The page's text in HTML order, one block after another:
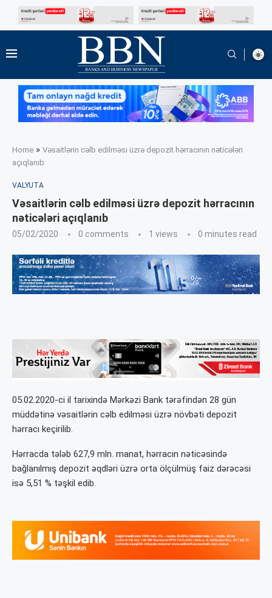
Home » Vəsaitlərin cəlb edilməsi üzrə depozit hərracının nəticələri
açıqlanıb
VALYUTA
Vəsaitlərin cəlb edilməsi üzrə depozit hərracının
nəticələri açıqlanıb
05/02/2020 0 comments 1 views 0 minutes read
05.02.2020-ci il tarixində Mərkəzi Bank tərəfindən 28 gün
müddətinə vəsaitlərin cəlb edilməsi üzrə növbəti depozit
hərracı keçirilib.
Hərracda tələb 627,9 mln. manat, hərracın nəticəsində
bağlanılmış depozit əqdləri üzrə orta ölçülmüş faiz dərəcəsi
isə 5,51 % təşkil edib.